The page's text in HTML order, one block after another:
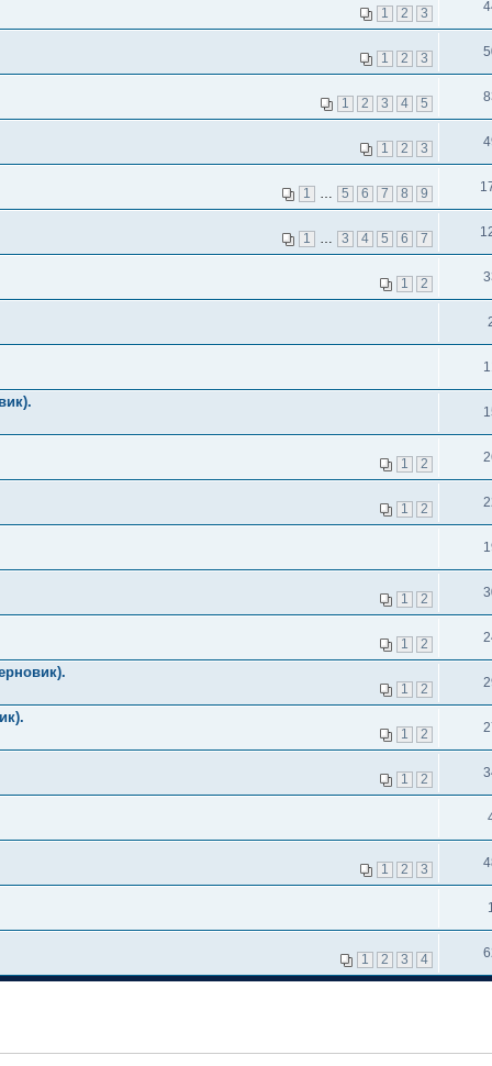
1 2 3
1 2 3
1 2 3 4 5
1 2 3
1 … 5 6 7 8 9
1 … 3 4 5 6 7
1 2
1 2
1 2
1 2
1 2
1 2
1 2
1 2
1 2 3
1 2 3 4